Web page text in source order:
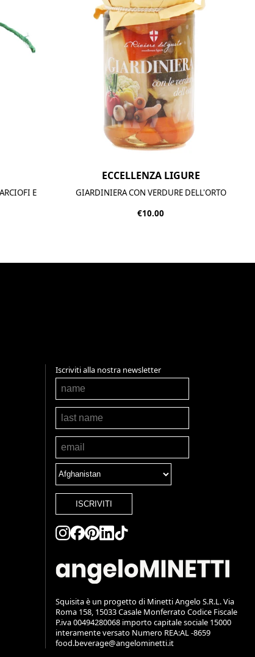
E
ECCELLENZA LIGURE
GIARDINIERA CON VERDURE DELL'ORTO
€10.00
Iscriviti alla nostra newsletter
ISCRIVITI
Squisita è un progetto di Minetti Angelo S.R.L. Via
Roma 158, 15033 Casale Monferrato Codice Fiscale
P.iva 00494280068 importo capitale sociale 15000
interamente versato Numero REA:AL -8659
food.beverage@angelominetti.it